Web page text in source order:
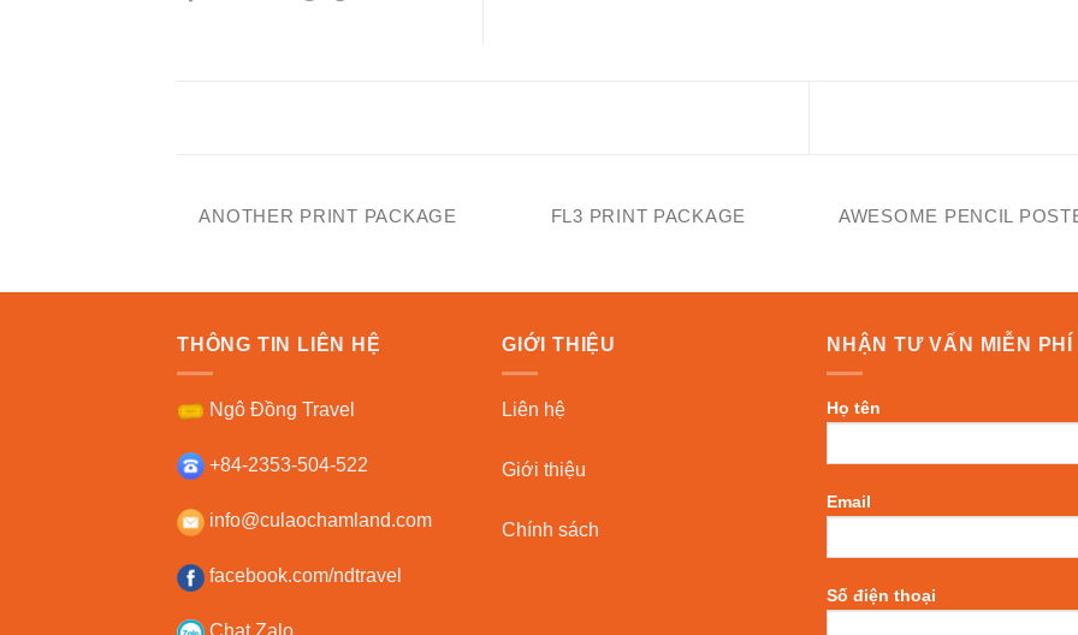
ANOTHER PRINT PACKAGE FL3 PRINT PACKAGE AWESOME PENCIL
THÔNG TIN LIÊN HỆ
Ngô Đồng Travel
+84-2353-504-522
info@culaochamland.com
facebook.com/ndtravel
GIỚI THIỆU
Liên hệ
Giới thiệu
Chính sách
NHẬN TƯ VẤN MIỄN PHÍ
Họ tên
Email
Số điện thoại